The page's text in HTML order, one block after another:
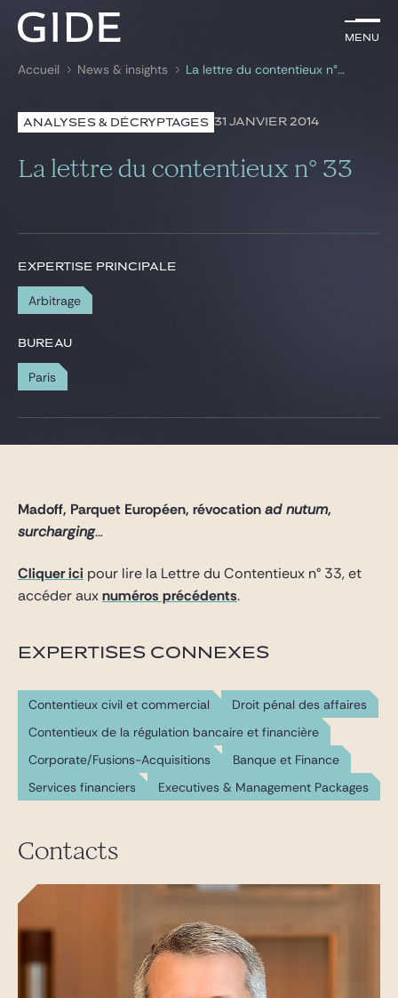
Menu
Rechercher par mots-clés
Menu
Avocats
Global
News & insights
Notre cabinet
Carrière
Accueil News & insights La lettre du contentieux n° 33
ANALYSES & DÉCRYPTAGES 31 JANVIER 2014
La lettre du contentieux n° 33
EXPERTISE PRINCIPALE
Arbitrage
BUREAU
Paris
Madoff, Parquet Européen, révocationad nutum,
surcharging…
Cliquer ici pour lire la Lettre du Contentieux n° 33, et
accéder auxnuméros précédents.
EXPERTISES CONNEXES
Contentieux civil et commercial
Droit pénal des affaires
Contentieux de la régulation bancaire et financière
Corporate/Fusions-Acquisitions
Banque et Finance
Services financiers
Executives & Management Packages
Contacts